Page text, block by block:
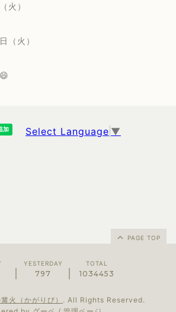
火）
（火）
Select Language ▼
PAGE TOP
YESTERDAY
797
TOTAL
1034453
火（かがりび） . All Rights Reserved.